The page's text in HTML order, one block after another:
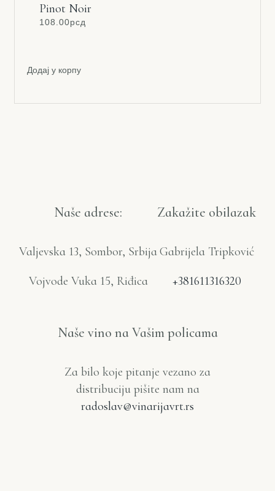
Pinot Noir
108.00рсд
Додај у корпу
Naše adrese:
Valjevska 13, Sombor, Srbija
Vojvode Vuka 15, Riđica
Zakažite obilazak
Gabrijela Tripković
+381611316320
Naše vino na Vašim policama
Za bilo koje pitanje vezano za
distribuciju pišite nam na
radoslav@vinarijavrt.rs